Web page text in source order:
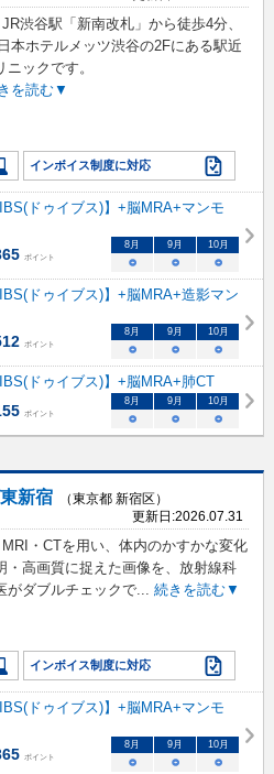
JR渋谷駅「新南改札」から徒歩4分、
本ホテルメッツ渋谷の2Fにある駅近
ニックです。
を読む▼
インボイス制度に対応
ドゥイブス)】+脳MRA+マンモ
ポイント
8 月 9 月 10月
○ ○ ○
ドゥイブス)】+脳MRA+造影マン
ポイント
8 月 9 月 10月
○ ○ ○
ドゥイブス)】+脳MRA+肺CT
ポイント
8 月 9 月 10月
○ ○ ○
新宿
（東京都 新宿区）
更新日:2026.07.31
MRI・CTを用い、体内のかすかな変化
・高画質に捉えた画像を、放射線科
がダブルチェックで... 続きを読む▼
インボイス制度に対応
ドゥイブス)】+脳MRA+マンモ
ポイント
8 月 9 月 10月
○ ○ ○